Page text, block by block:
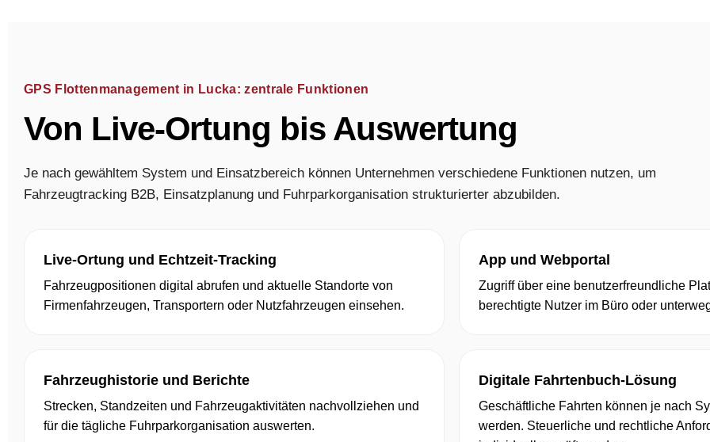
GPS Flottenmanagement in Lucka: zentrale Funktionen
Von Live-Ortung bis Auswertung
Je nach gewähltem System und Einsatzbereich können Unternehmen verschiedene Funktionen nutzen, um
Fahrzeugtracking B2B, Einsatzplanung und Fuhrparkorganisation strukturierter abzubilden.
Live-Ortung und Echtzeit-Tracking
Fahrzeugpositionen digital abrufen und aktuelle Standorte von
Firmenfahrzeugen, Transportern oder Nutzfahrzeugen einsehen.
App und Webportal
Zugriff über eine benutzerfreundliche
berechtigte Nutzer im Büro oder
Fahrzeughistorie und Berichte
Strecken, Standzeiten und Fahrzeugaktivitäten nachvollziehen und
für die tägliche Fuhrparkorganisation auswerten.
Digitale Fahrtenbuch-Lösung
Geschäftliche Fahrten können je nach
werden. Steuerliche und rechtliche